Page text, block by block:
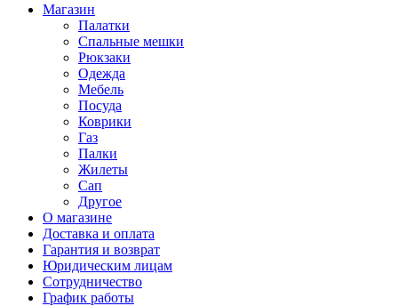
Магазин
Палатки
Спальные мешки
Рюкзаки
Одежда
Мебель
Посуда
Коврики
Газ
Палки
Жилеты
Сап
Другое
О магазине
Доставка и оплата
Гарантия и возврат
Юридическим лицам
Сотрудничество
График работы